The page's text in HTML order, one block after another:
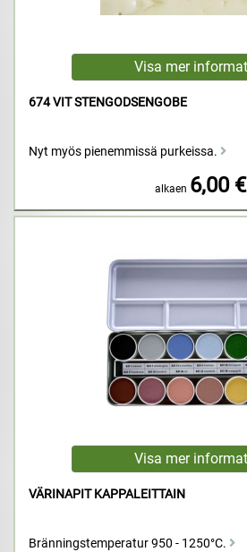
674 VIT STENGODSENGOBE
Nyt myös pienemmissä purkeissa.
alkaen 6,00 €
VÄRINAPIT KAPPALEITTAIN
Bränningstemperatur 950 - 1250°C.